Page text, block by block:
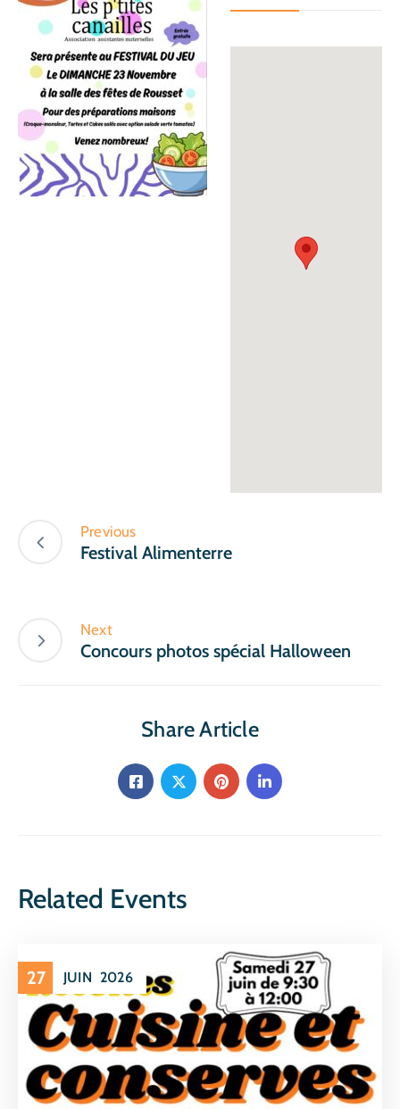
Previous
Festival Alimenterre
Next
Concours photos spécial Halloween
Share Article
Related Events
27 JUIN 2026